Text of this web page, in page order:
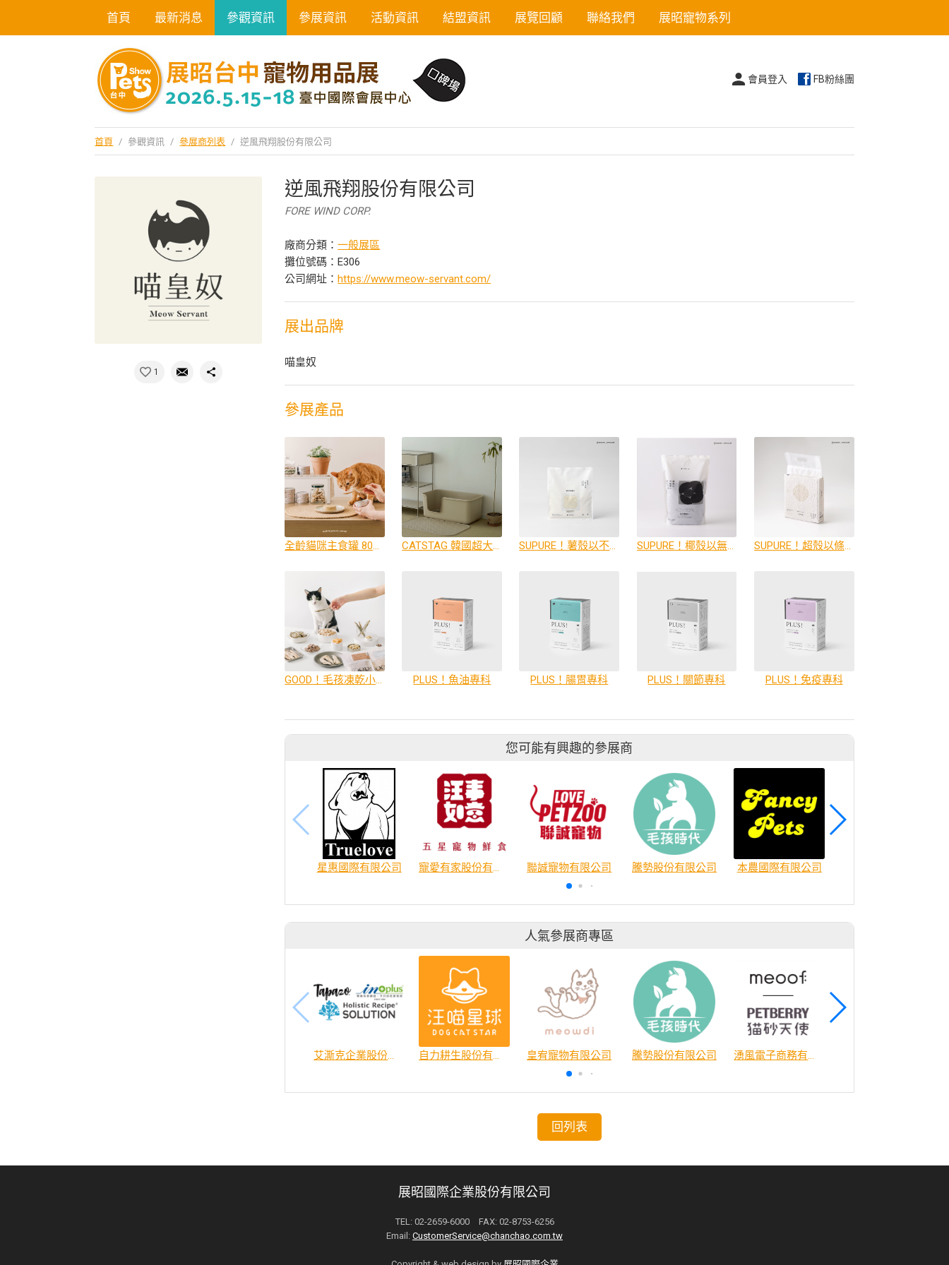
首頁 最新消息 參觀資訊 參展資訊 活動資訊 結盟資訊 展覽回顧 聯絡我們 展昭寵物系列
會員登入 FB粉絲團
首頁 / 參觀資訊 / 參展商列表 / 逆風飛翔股份有限公司
1
逆風飛翔股份有限公司
FORE WIND CORP.
廠商分類：一般展區
攤位號碼：E306
公司網址：https://www.meow-servant.com/
展出品牌
喵皇奴
參展產品
全齡貓咪主食罐 80g （首創公開20營養檢驗） CATSTAG 韓國超大貓砂盆 SUPURE！薯殼以不黏木薯砂 SUPURE！椰殼以無塵礦砂 SUPURE！超殼以條型豆腐砂
GOOD！毛孩凍乾小零嘴（10 種口味） PLUS！魚油專科 PLUS！腸胃專科 PLUS！關節專科 PLUS！免疫專科
您可能有興趣的參展商
星惠國際有限公司 寵愛有家股份有限公司 聯誠寵物有限公司 騰勢股份有限公司 本農國際有限公司
人氣參展商專區
艾澌克企業股份有限公司 自力耕生股份有限公司 皇宥寵物有限公司 騰勢股份有限公司 湧風電子商務有限公司
回列表
展昭國際企業股份有限公司
TEL: 02-2659-6000 FAX: 02-8753-6256
Email: CustomerService@chanchao.com.tw